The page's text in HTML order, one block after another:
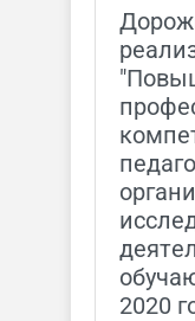
2020